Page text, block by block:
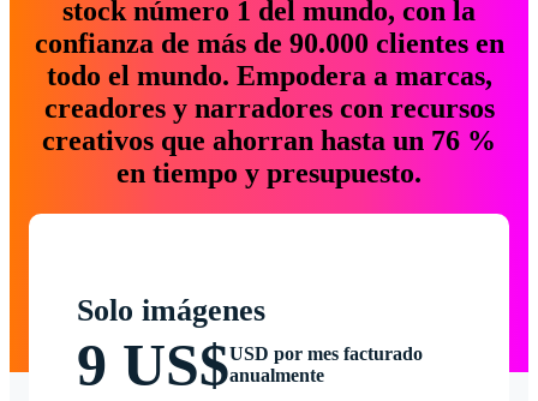
stock número 1 del mundo, con la
confianza de más de 90.000 clientes en
todo el mundo. Empodera a marcas,
creadores y narradores con recursos
creativos que ahorran hasta un 76 %
en tiempo y presupuesto.
Solo imágenes
9 US$USD por mes facturado
anualmente